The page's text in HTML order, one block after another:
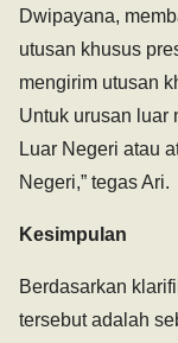
Dwipayana,
utusan khusus
mengirim utusan
Untuk urusan luar
Luar Negeri atau
Negeri,” tegas Ari.
Kesimpulan
Berdasarkan
tersebut adalah